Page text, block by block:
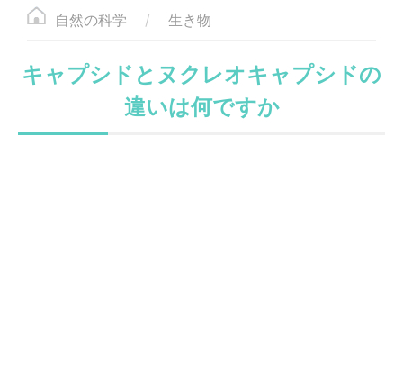
自然の科学 生き物
キャプシドとヌクレオキャプシドの
違いは何ですか